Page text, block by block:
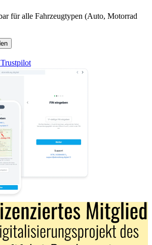
für alle Fahrzeugtypen (Auto, Motorrad